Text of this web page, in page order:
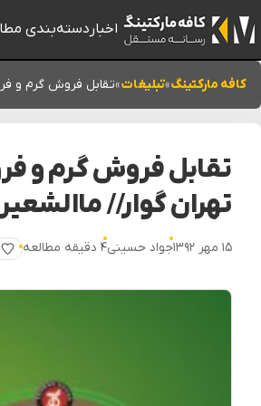
اخباردسته‌بندی
کافه مارکتینگ»تبلیغات»تقابل فروش گرم و
تقابل فروش گرم و
تهران گوار//
۱۵ مهر ۱۳۹۲ جواد حسینی۴ دقیقه مطالعه